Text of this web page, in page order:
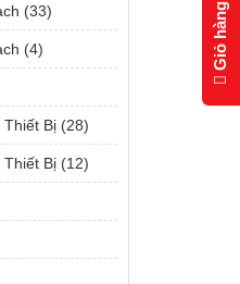
(33)
(4)
Thiết Bị (28)
Thiết Bị (12)
Giỏ hàng